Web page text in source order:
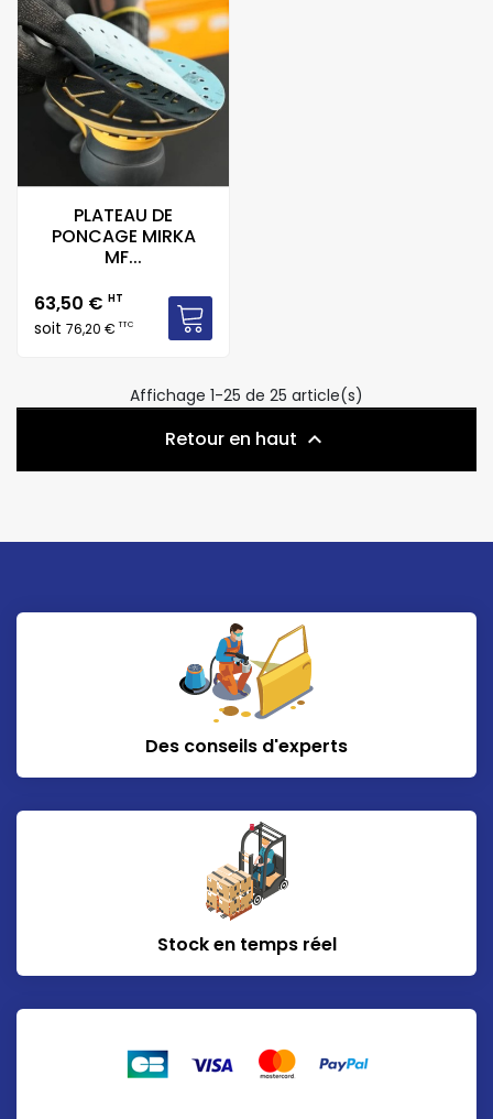
PLATEAU DE
PONCAGE MIRKA
MF...
Prix
63,50 € HT
soit 76,20 €TTC
Affichage 1-25 de 25 article(s)
Retour en haut 
Des conseils d'experts
Stock en temps réel